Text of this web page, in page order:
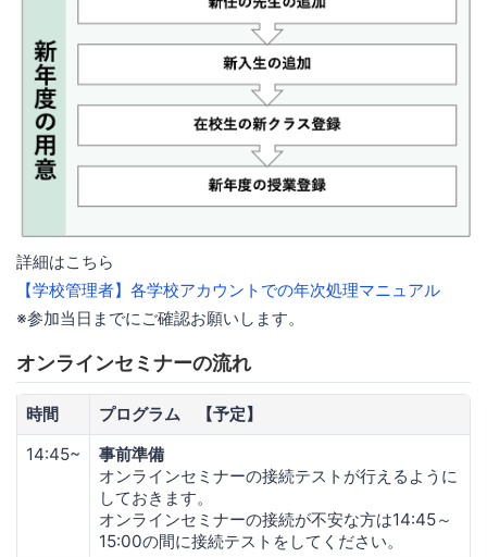
詳細はこちら
【学校管理者】各学校アカウントでの年次処理マニュアル
※参加当日までにご確認お願いします。
オンラインセミナーの流れ
時間
プログラム 【予定】
14:45~
事前準備
オンラインセミナーの接続テストが行えるように
しておきます。
オンラインセミナーの接続が不安な方は14:45～
15:00の間に接続テストをしてください。